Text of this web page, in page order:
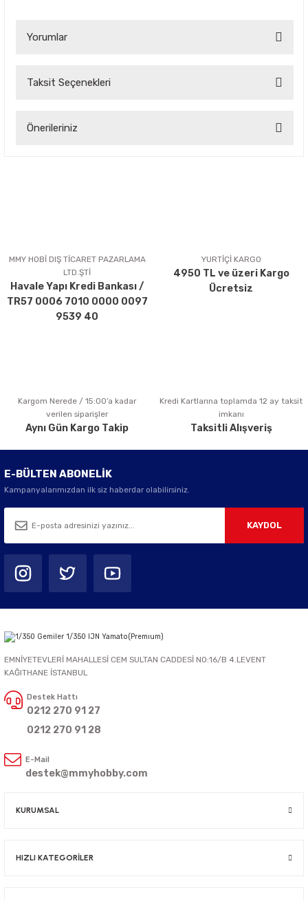
Yorumlar
Taksit Seçenekleri
Önerileriniz
Ürün açıklamasında eksik bilgiler bulunuyor.
Ürün bilgilerinde hatalar bulunuyor.
Ürün fiyatı diğer sitelerden daha pahalı.
Bu ürüne benzer farklı alternatifler olmalı.
Gönder
MMY HOBİ DIŞ TİCARET PAZARLAMA
LTD.ŞTİ
Havale Yapı Kredi Bankası /
TR57 0006 7010 0000 0097
9539 40
YURTİÇİ KARGO
4950 TL ve üzeri Kargo
Ücretsiz
Kargom Nerede / 15:00’a kadar
verilen siparişler
Aynı Gün Kargo Takip
Kredi Kartlarına toplamda 12 ay taksit
imkanı
Taksitli Alışveriş
E-BÜLTEN ABONELİK
Kampanyalarımızdan ilk siz haberdar olabilirsiniz.
KAYDOL
EMNİYETEVLERİ MAHALLESİ CEM SULTAN CADDESİ NO:16/B 4.LEVENT
KAĞITHANE İSTANBUL
Destek Hattı
0212 270 91 27
0212 270 91 28
E-Mail
destek@mmyhobby.com
KURUMSAL
HIZLI KATEGORİLER